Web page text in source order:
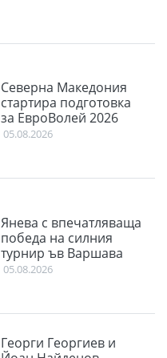
Северна Македония
стартира подготовка
за ЕвроВолей 2026
05.08.2026
Янева с впечатляваща
победа на силния
турнир ъв Варшава
05.08.2026
Георги Георгиев и